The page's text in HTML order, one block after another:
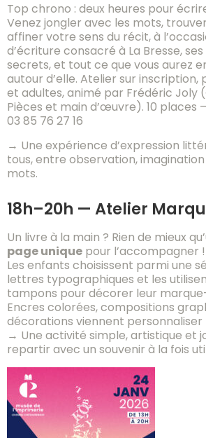
Top chrono : deux heures pour
Venez jongler avec les mots,
affiner votre sens du récit, à
d’écriture consacré à La Bresse,
secrets, et tout ce que vous aurez
autour d’elle. Atelier sur inscription,
et adultes, animé par Frédéric Joly
Pièces et main d’œuvre). 10 places
03 85 76 27 16
→ Une expérience d’expression
tous, entre observation,
mots.
18h–20h — Atelier
Un livre à la main ? Rien de mieux
page unique pour l’accompagner !
Les enfants choisissent parmi une
lettres typographiques et les
tampons pour décorer leur
Encres colorées, compositions
décorations viennent personnaliser
→ Une activité simple, artistique et
repartir avec un souvenir à la fois